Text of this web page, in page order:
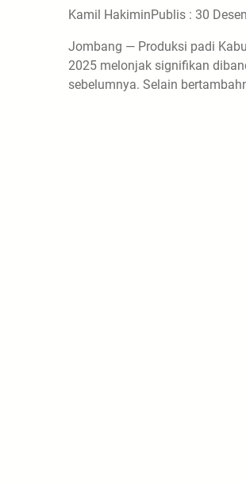
Kamil HakiminPublis : 30
Jombang — Produksi padi
2025 melonjak signifikan
sebelumnya. Selain